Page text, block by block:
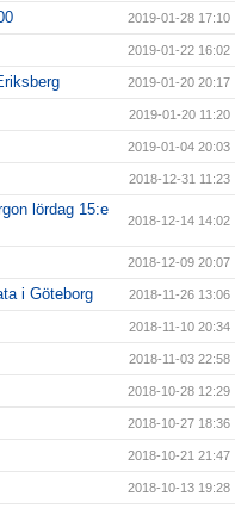
2019-01-28 17:10
2019-01-22 16:02
2019-01-20 20:17
2019-01-20 11:20
2019-01-04 20:03
2018-12-31 11:23
lördag 15:e
2018-12-14 14:02
2018-12-09 20:07
i Göteborg 2018-11-26 13:06
2018-11-10 20:34
2018-11-03 22:58
2018-10-28 12:29
2018-10-27 18:36
2018-10-21 21:47
2018-10-13 19:28